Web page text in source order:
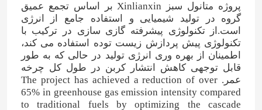
صفحه اصلی
محصولات
فیلم های
پروژه متانول سبز Xinlianxin بر اساس تجمع عمیق
گروه در تولید شیمیایی و استفاده جامع از انرژی
است.از تکنولوژی پیشرفته گازی سازی در ترکیب با
تکنولوژی پیش پردازش زیست توده استفاده می کند،
اطمینان از بهره وری انرژی تولید در حالی که به طور
قابل توجهی کاهش انتشار کربن در طول کل چرخه
عمر. The project has achieved a reduction of over
65% in greenhouse gas emission intensity compared
to traditional fuels by optimizing the cascade